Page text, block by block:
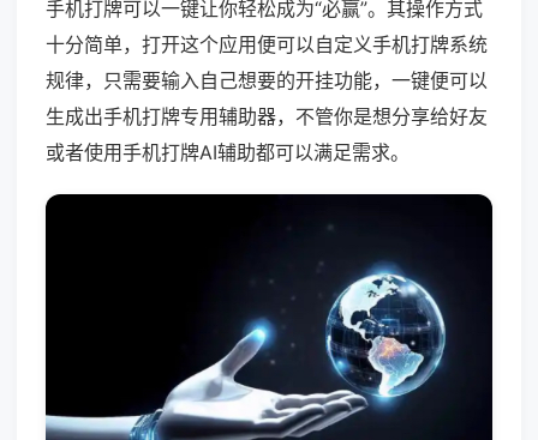
手机打牌可以一键让你轻松成为“必赢”。其操作方式
十分简单，打开这个应用便可以自定义手机打牌系统
规律，只需要输入自己想要的开挂功能，一键便可以
生成出手机打牌专用辅助器，不管你是想分享给好友
或者使用手机打牌AI辅助都可以满足需求。